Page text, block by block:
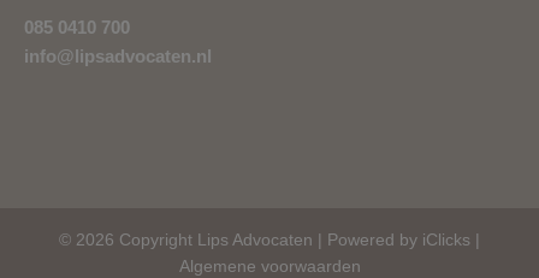
085 0410 700
info@lipsadvocaten.nl
© 2026 Copyright Lips Advocaten | Powered by iClicks |
Algemene voorwaarden